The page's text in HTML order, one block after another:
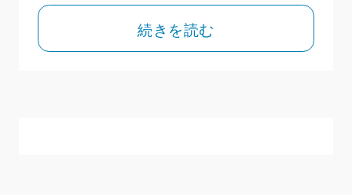
続きを読む